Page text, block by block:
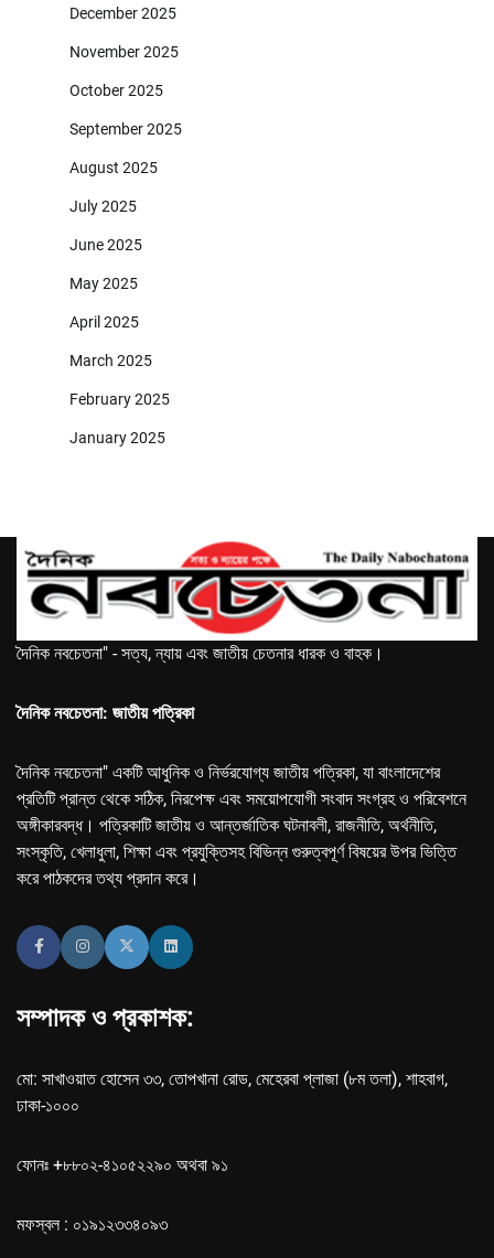
December 2025
November 2025
October 2025
September 2025
August 2025
July 2025
June 2025
May 2025
April 2025
March 2025
February 2025
January 2025
দৈনিক নবচেতনা" - সত্য, ন্যায় এবং জাতীয় চেতনার ধারক ও বাহক।
দৈনিক নবচেতনা: জাতীয় পত্রিকা
দৈনিক নবচেতনা" একটি আধুনিক ও নির্ভরযোগ্য জাতীয় পত্রিকা, যা বাংলাদেশের
প্রতিটি প্রান্ত থেকে সঠিক, নিরপেক্ষ এবং সময়োপযোগী সংবাদ সংগ্রহ ও পরিবেশনে
অঙ্গীকারবদ্ধ। পত্রিকাটি জাতীয় ও আন্তর্জাতিক ঘটনাবলী, রাজনীতি, অর্থনীতি,
সংস্কৃতি, খেলাধুলা, শিক্ষা এবং প্রযুক্তিসহ বিভিন্ন গুরুত্বপূর্ণ বিষয়ের উপর ভিত্তি
করে পাঠকদের তথ্য প্রদান করে।
সম্পাদক ও প্রকাশক:
মো: সাখাওয়াত হোসেন ৩৩, তোপখানা রোড, মেহেরবা প্লাজা (৮ম তলা), শাহবাগ,
ঢাকা-১০০০
ফোনঃ +৮৮০২-৪১০৫২২৯০ অথবা ৯১
মফস্বল : ০১৯১২৩৩৪০৯৩